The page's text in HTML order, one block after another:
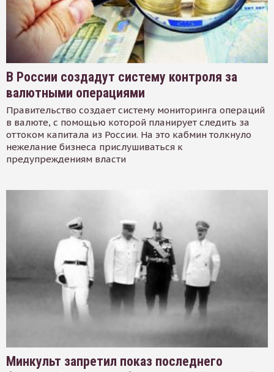
В России создадут систему контроля за
валютными операциями
Правительство создает систему мониторинга операций
в валюте, с помощью которой планирует следить за
оттоком капитала из России. На это кабмин толкнуло
нежелание бизнеса прислушиваться к
предупреждениям власти
Минкульт запретил показ последнего